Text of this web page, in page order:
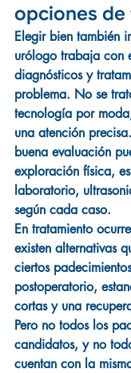
opciones
Elegir bien también
urólogo trabaja con
diagnósticos y
problema. No se
tecnología por
una atención
buena evaluación
exploración física,
laboratorio,
según cada caso.
En tratamiento
existen alternativas
ciertos
postoperatorio,
cortas y una
Pero no todos los
candidatos, y no
cuentan con la